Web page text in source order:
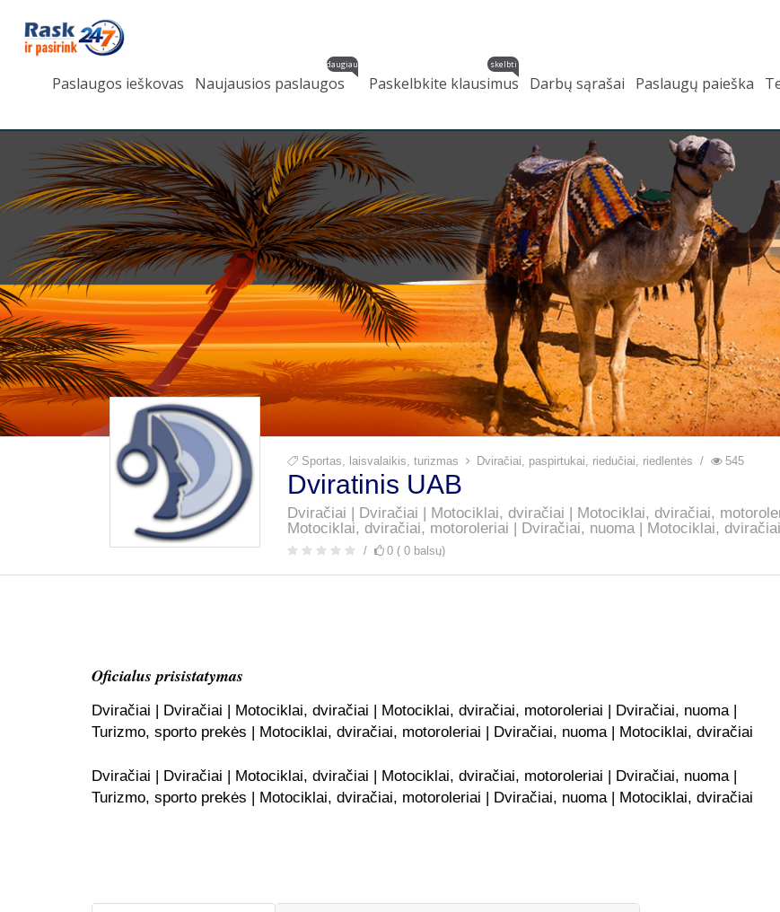
Paslaugos ieškovas Naujausios paslaugos
daugiau
Paskelbkite klausimus
skelbti
Darbų sąrašai Paslaugų paieška
Sportas, laisvalaikis, turizmas Dviračiai, paspirtukai, riedučiai, riedlentės 545
Dviratinis UAB
Dviračiai | Dviračiai | Motociklai, dviračiai | Motociklai, dviračiai,
Motociklai, dviračiai, motoroleriai | Dviračiai, nuoma | Motociklai, dviračiai
0 ( 0 balsų)
Oficialus prisistatymas
Dviračiai | Dviračiai | Motociklai, dviračiai | Motociklai, dviračiai, motoroleriai | Dviračiai, nuoma |
Turizmo, sporto prekės | Motociklai, dviračiai, motoroleriai | Dviračiai, nuoma | Motociklai, dviračiai
Dviračiai | Dviračiai | Motociklai, dviračiai | Motociklai, dviračiai, motoroleriai | Dviračiai, nuoma |
Turizmo, sporto prekės | Motociklai, dviračiai, motoroleriai | Dviračiai, nuoma | Motociklai, dviračiai